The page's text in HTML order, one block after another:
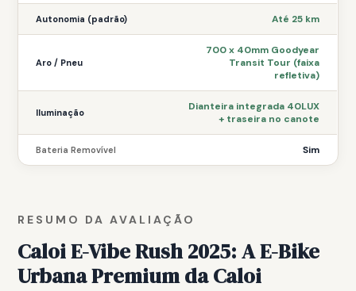
RESUMO DA AVALIAÇÃO
Caloi E-Vibe Rush 2025: A E-Bike
Urbana Premium da Caloi
Autonomia (padrão) Até 25 km
Aro / Pneu
700 x 40mm Goodyear
Transit Tour (faixa
refletiva)
Iluminação
Dianteira integrada 40LUX
+ traseira no canote
Bateria Removível Sim